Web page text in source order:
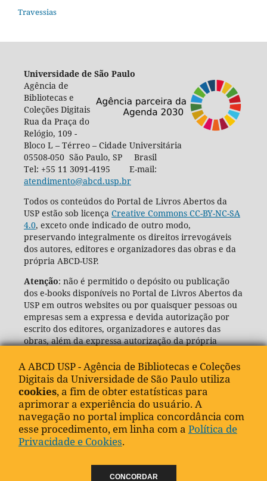
Travessias
Universidade de São Paulo
Agência de
Bibliotecas e
Coleções Digitais
Rua da Praça do
Relógio, 109 -
Bloco L – Térreo – Cidade Universitária
05508-050 São Paulo, SP Brasil
Tel: +55 11 3091-4195 E-mail:
atendimento@abcd.usp.br
Todos os conteúdos do Portal de Livros Abertos da
USP estão sob licença Creative Commons CC-BY-NC-SA
4.0, exceto onde indicado de outro modo,
preservando integralmente os direitos irrevogáveis
dos autores, editores e organizadores das obras e da
própria ABCD-USP.
Atenção: não é permitido o depósito ou publicação
dos e-books disponíveis no Portal de Livros Abertos da
USP em outros websites ou por quaisquer pessoas ou
empresas sem a expressa e devida autorização por
escrito dos editores, organizadores e autores das
obras, além da expressa autorização da própria
(ABCD-USP).
A ABCD USP - Agência de Bibliotecas e Coleções
Digitais da Universidade de São Paulo utiliza
cookies, a fim de obter estatísticas para
aprimorar a experiência do usuário. A
navegação no portal implica concordância com
esse procedimento, em linha com a Política de
Privacidade e Cookies.
CONCORDAR